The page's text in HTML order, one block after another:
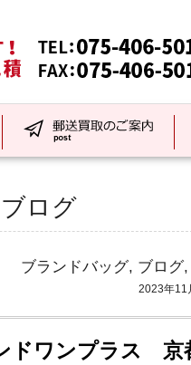
ログ
ブランドバッグ, ブログ,
2023年11
ドワンプラス